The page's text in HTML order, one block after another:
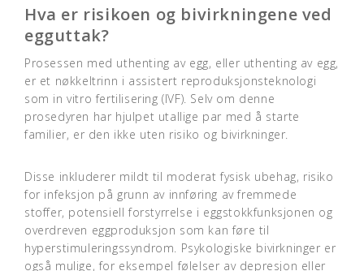
Hva er risikoen og bivirkningene ved
egguttak?
Prosessen med uthenting av egg, eller uthenting av egg,
er et nøkkeltrinn i assistert reproduksjonsteknologi
som in vitro fertilisering (IVF). Selv om denne
prosedyren har hjulpet utallige par med å starte
familier, er den ikke uten risiko og bivirkninger.
Disse inkluderer mildt til moderat fysisk ubehag, risiko
for infeksjon på grunn av innføring av fremmede
stoffer, potensiell forstyrrelse i eggstokkfunksjonen og
overdreven eggproduksjon som kan føre til
hyperstimuleringssyndrom. Psykologiske bivirkninger er
også mulige, for eksempel følelser av depresjon eller